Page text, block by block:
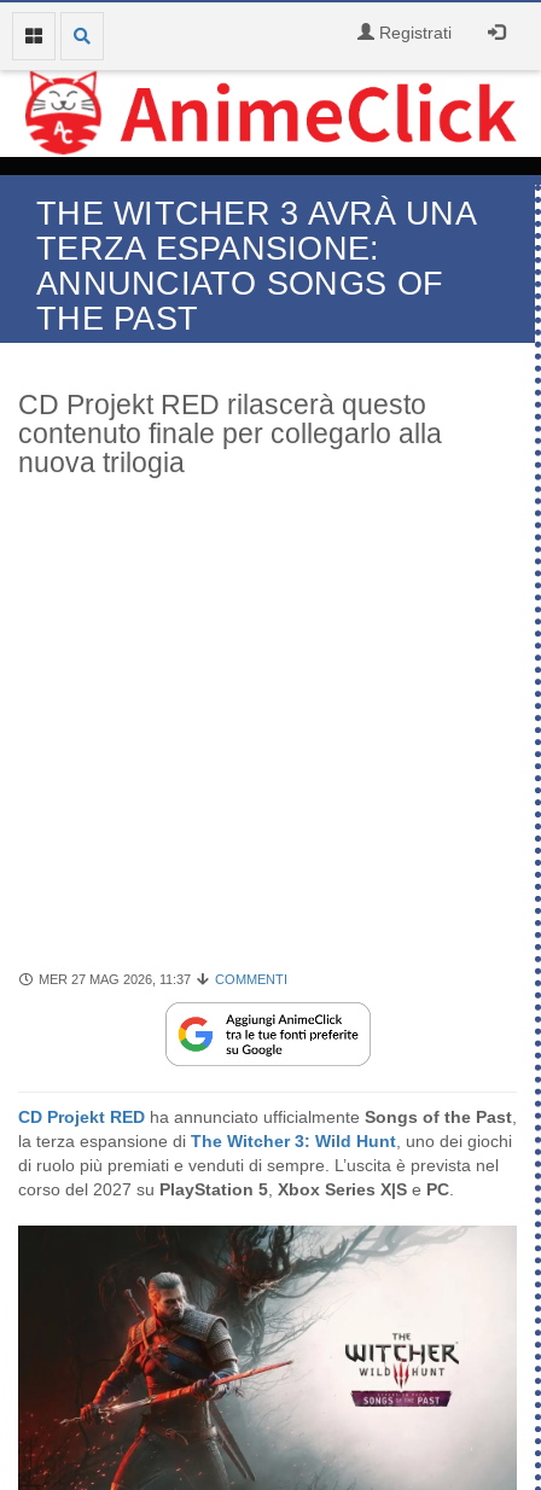
Registrati
THE WITCHER 3 AVRÀ UNA
TERZA ESPANSIONE:
ANNUNCIATO SONGS OF
THE PAST
CD Projekt RED rilascerà questo
contenuto finale per collegarlo alla
nuova trilogia
MER 27 MAG 2026, 11:37 COMMENTI
CD Projekt RED ha annunciato ufficialmente Songs of the Past,
la terza espansione di The Witcher 3: Wild Hunt, uno dei giochi
di ruolo più premiati e venduti di sempre. L’uscita è prevista nel
corso del 2027 su PlayStation 5, Xbox Series X|S e PC.